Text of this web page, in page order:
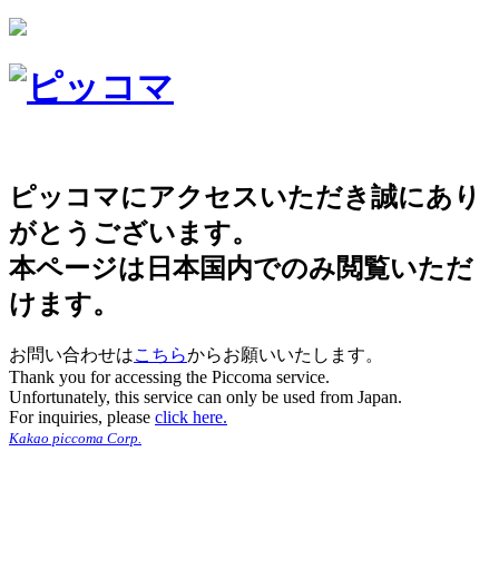
ピッコマにアクセスいただき誠にあり
がとうございます。
本ページは日本国内でのみ閲覧いただ
けます。
お問い合わせはこちらからお願いいたします。
Thank you for accessing the Piccoma service.
Unfortunately, this service can only be used from Japan.
For inquiries, please click here.
Kakao piccoma Corp.